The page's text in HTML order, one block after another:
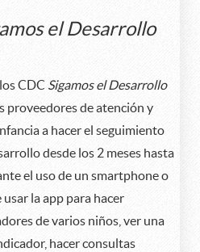
el Desarrollo
CDC Sigamos el Desarrollo
proveedores de atención y
a hacer el seguimiento
desde los 2 meses hasta
el uso de un smartphone o
la app para hacer
de varios niños, ver una
hacer consultas